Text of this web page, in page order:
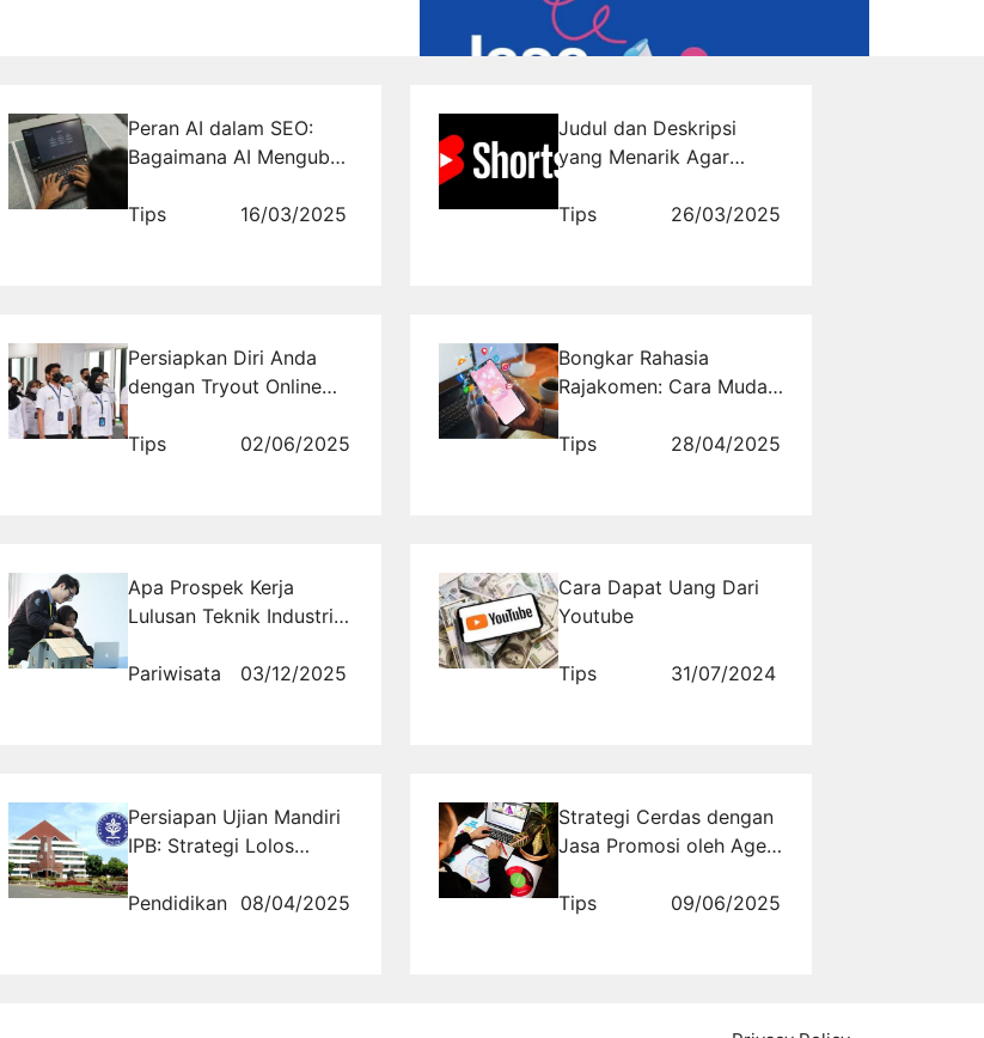
Peran AI dalam SEO:
Bagaimana AI Mengubah
Menampilkan Hasil?
Tips 16/03/2025
Judul dan Deskripsi
yang Menarik Agar
Trending
Tips 26/03/2025
Persiapkan Diri Anda
dengan Tryout Online
dan Pembahasannya
Tips 02/06/2025
Bongkar Rahasia
Rajakomen: Cara Mudah
Meledak
Tips 28/04/2025
Apa Prospek Kerja
Lulusan Teknik Industri
Kuliah Kelas Karyawan di
Pariwisata 03/12/2025
Cara Dapat Uang Dari
Youtube
Tips 31/07/2024
Persiapan Ujian Mandiri
IPB: Strategi Lolos
Bogor
Pendidikan 08/04/2025
Strategi Cerdas dengan
Jasa Promosi oleh Agen
Tips
09/06/2025